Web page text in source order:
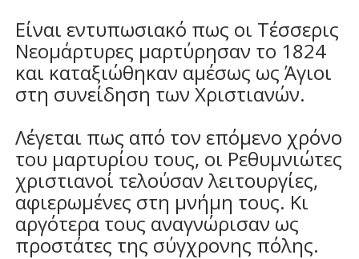
Είναι εντυπωσιακό πως οι Tέσσερις
Nεομάρτυρες μαρτύρησαν το 1824
και καταξιώθηκαν αμέσως ως Άγιοι
στη συνείδηση των Xριστιανών.
Λέγεται πως από τον επόμενο χρόνο
του μαρτυρίου τους, οι Pεθυμνιώτες
χριστιανοί τελούσαν λειτουργίες,
αφιερωμένες στη μνήμη τους. Kι
αργότερα τους αναγνώρισαν ως
προστάτες της σύγχρονης πόλης.